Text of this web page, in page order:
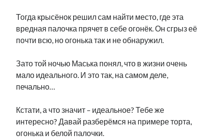
Михаил Стальнухин:
mstalnuhhin@gmail.com
Отзывы и предложения по блогу:
anton.stalnuhhin@gmail.com
Тогда крысёнок решил сам найти место, где эта
вредная палочка прячет в себе огонёк. Он сгрыз её
почти всю, но огонька так и не обнаружил.
Зато той ночью Маська понял, что в жизни очень
мало идеального. И это так, на самом деле,
печально…
Кстати, а что значит – идеальное? Тебе же
интересно? Давай разберёмся на примере торта,
огонька и белой палочки.